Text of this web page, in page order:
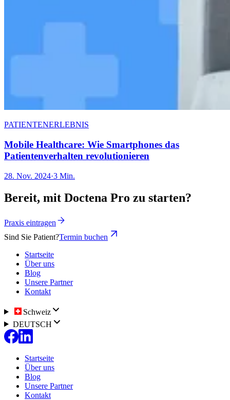
PATIENTENERLEBNIS
Mobile Healthcare: Wie Smartphones das
Patientenverhalten revolutionieren
28. Nov. 2024·3 Min.
Bereit, mit Doctena Pro zu starten?
Praxis eintragen
Sind Sie Patient?Termin buchen
Startseite
Über uns
Blog
Unsere Partner
Kontakt
Schweiz
DEUTSCH
Startseite
Über uns
Blog
Unsere Partner
Kontakt